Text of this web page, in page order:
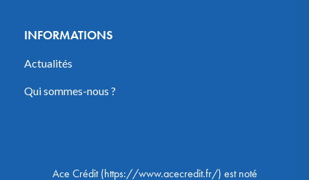
INFORMATIONS
Actualités
Qui sommes-nous ?
Ace Crédit(https://www.acecredit.fr/) est noté